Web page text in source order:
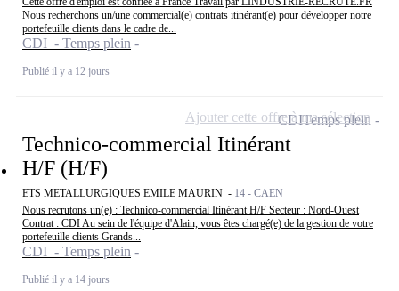
Nous recherchons un/une commercial(e) contrats itinérant(e) pour développer notre
portefeuille clients dans le cadre de...
CDI - Temps plein
Publié il y a 12 jours
Technico-commercial Itinérant
H/F (H/F)
ETS METALLURGIQUES EMILE MAURIN - 14 - CAEN
Nous recrutons un(e) : Technico-commercial Itinérant H/F Secteur : Nord-Ouest
Contrat : CDI Au sein de l'équipe d'Alain, vous êtes chargé(e) de la gestion de votre
portefeuille clients Grands...
CDI - Temps plein
Publié il y a 14 jours
CDITemps plein
Ajouter cette offre à ma sélection